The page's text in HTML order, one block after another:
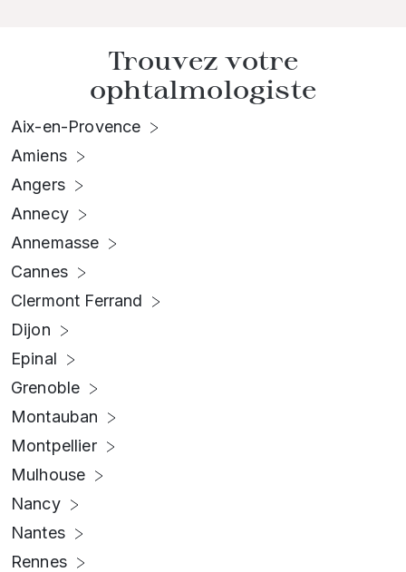
Trouvez votre
ophtalmologiste
Aix-en-Provence
Amiens
Angers
Annecy
Annemasse
Cannes
Clermont Ferrand
Dijon
Epinal
Grenoble
Montauban
Montpellier
Mulhouse
Nancy
Nantes
Rennes